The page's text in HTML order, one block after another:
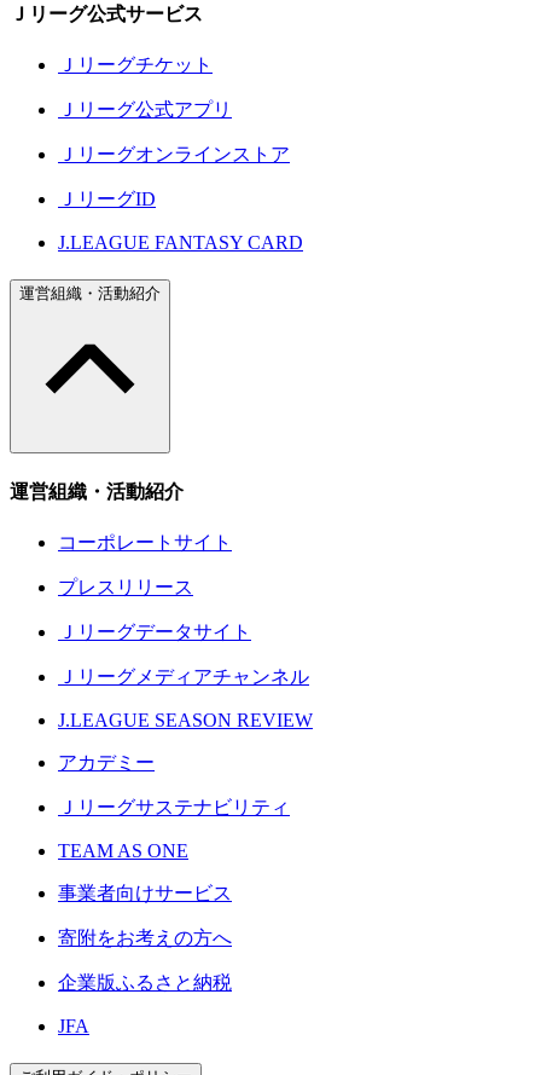
Ｊリーグ公式サービス
Ｊリーグチケット
Ｊリーグ公式アプリ
Ｊリーグオンラインストア
ＪリーグID
J.LEAGUE FANTASY CARD
運営組織・活動紹介
運営組織・活動紹介
コーポレートサイト
プレスリリース
Ｊリーグデータサイト
Ｊリーグメディアチャンネル
J.LEAGUE SEASON REVIEW
アカデミー
Ｊリーグサステナビリティ
TEAM AS ONE
事業者向けサービス
寄附をお考えの方へ
企業版ふるさと納税
JFA